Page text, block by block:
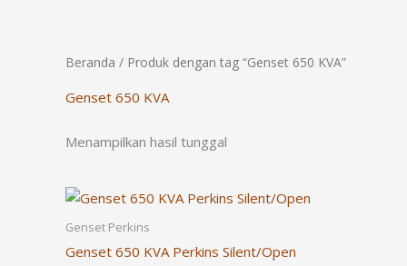
Beranda / Produk dengan tag “Genset 650 KVA”
Genset 650 KVA
Menampilkan hasil tunggal
Genset Perkins
Genset 650 KVA Perkins Silent/Open